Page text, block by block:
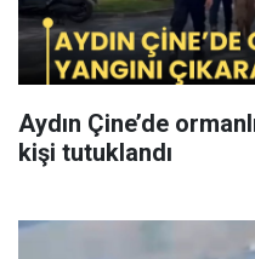
Aydın Çine’de
kişi tutuklandı